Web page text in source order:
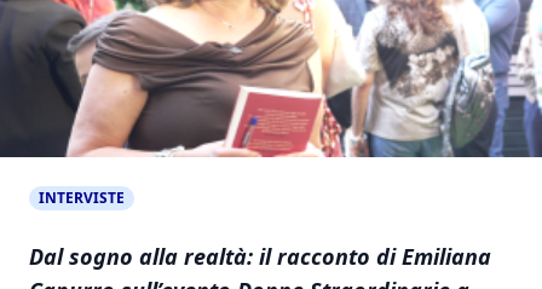
INTERVISTE
Dal sogno alla realtà: il racconto di Emiliana